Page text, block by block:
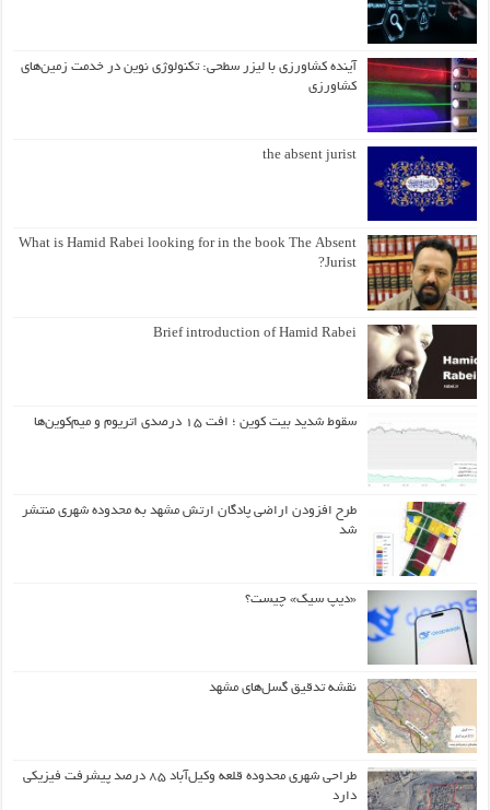
آینده کشاورزی با لیزر سطحی: تکنولوژی نوین در خدمت زمین‌های
کشاورزی
the absent jurist
What is Hamid Rabei looking for in the book The Absent
Jurist?
Brief introduction of Hamid Rabei
سقوط شدید بیت کوین ؛ افت ۱۵ درصدی اتریوم و میم‌کوین‌ها
طرح افزودن اراضی پادگان ارتش مشهد به محدوده شهری منتشر
شد
«دیپ سیک» چیست؟
نقشه تدقیق گسل‌های مشهد
طراحی شهری محدوده قلعه وکیل‌آباد ۸۵ درصد پیشرفت فیزیکی
دارد